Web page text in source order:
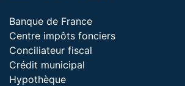
Banque de France
Centre impôts fonciers
Conciliateur fiscal
Crédit municipal
Hypothèque